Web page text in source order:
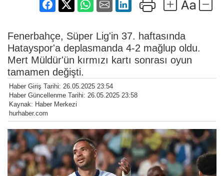
Fenerbahçe, Süper Lig'in 37. haftasında
Hatayspor'a deplasmanda 4-2 mağlup oldu.
Mert Müldür'ün kırmızı kartı sonrası oyun
tamamen değişti.
Haber Giriş Tarihi: 26.05.2025 23:54
Haber Güncellenme Tarihi: 26.05.2025 23:58
Kaynak: Haber Merkezi
hurhaber.com